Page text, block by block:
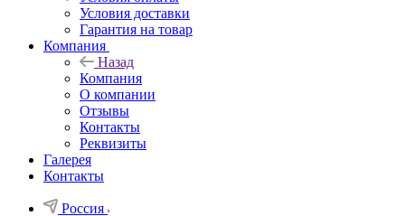
Условия доставки
Гарантия на товар
Компания
Назад
Компания
О компании
Отзывы
Контакты
Реквизиты
Галерея
Контакты
Россия